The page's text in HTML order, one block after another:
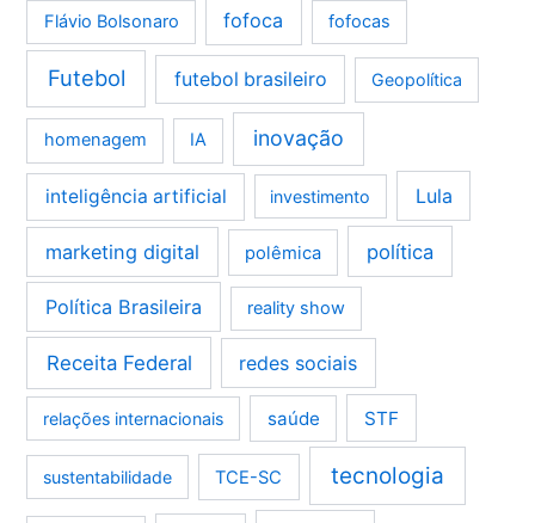
Flávio Bolsonaro fofoca fofocas
Futebol futebol brasileiro Geopolítica
homenagem IA inovação
inteligência artificial investimento Lula
marketing digital polêmica política
Política Brasileira reality show
Receita Federal redes sociais
relações internacionais saúde STF
sustentabilidade TCE-SC tecnologia